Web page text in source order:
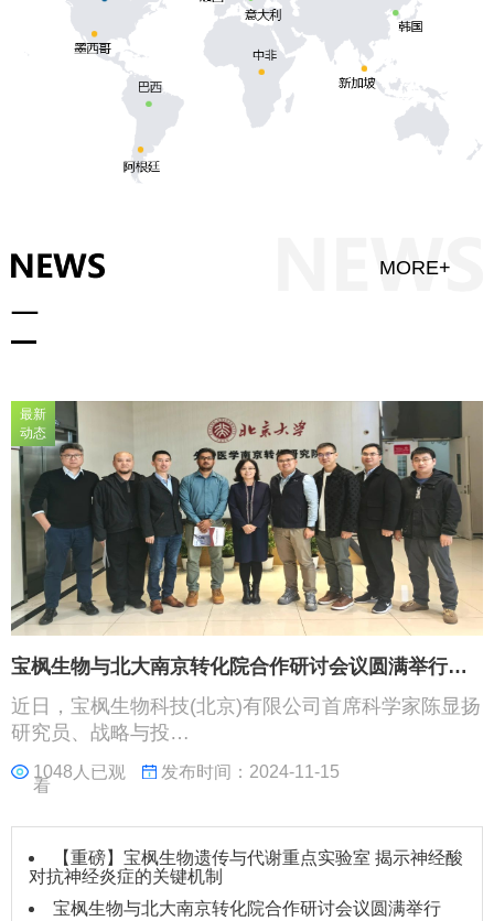
MORE+
最新
动态
宝枫生物与北大南京转化院合作研讨会议圆满举行…
近日，宝枫生物科技(北京)有限公司首席科学家陈显扬
研究员、战略与投…
1048人已观
看
发布时间：2024-11-15
【重磅】宝枫生物遗传与代谢重点实验室 揭示神经酸
对抗神经炎症的关键机制
宝枫生物与北大南京转化院合作研讨会议圆满举行